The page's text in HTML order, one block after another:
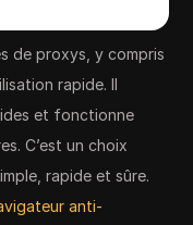
de proxys, y compris
rapide. Il
et fonctionne
C’est un choix
rapide et sûre.
anti-